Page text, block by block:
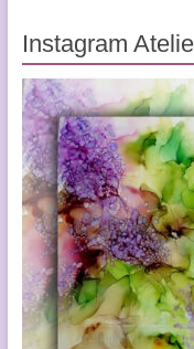
Instagram